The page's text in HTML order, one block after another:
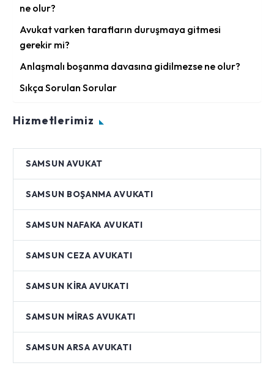
ne olur?
Avukat varken tarafların duruşmaya gitmesi
gerekir mi?
Anlaşmalı boşanma davasına gidilmezse ne olur?
Sıkça Sorulan Sorular
Hizmetlerimiz
SAMSUN AVUKAT
SAMSUN BOŞANMA AVUKATI
SAMSUN NAFAKA AVUKATI
SAMSUN CEZA AVUKATI
SAMSUN KIRA AVUKATI
SAMSUN MIRAS AVUKATI
SAMSUN ARSA AVUKATI